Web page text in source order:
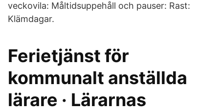
veckovila: Måltidsuppehåll och pauser: Rast:
Klämdagar.
Ferietjänst för
kommunalt anställda
lärare · Lärarnas